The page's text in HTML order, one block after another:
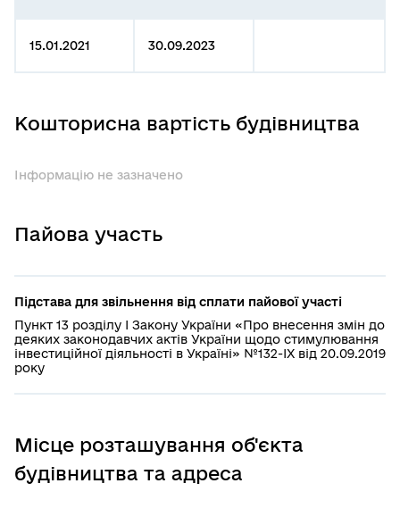
15.01.2021 30.09.2023
Кошторисна вартість будівництва
Інформацію не зазначено
Пайова участь
Підстава для звільнення від сплати пайової участі
Пункт 13 розділу І Закону України «Про внесення змін до
деяких законодавчих актів України щодо стимулювання
інвестиційної діяльності в Україні» №132-IX від 20.09.2019
року
Місце розташування об'єкта
будівництва та адреса